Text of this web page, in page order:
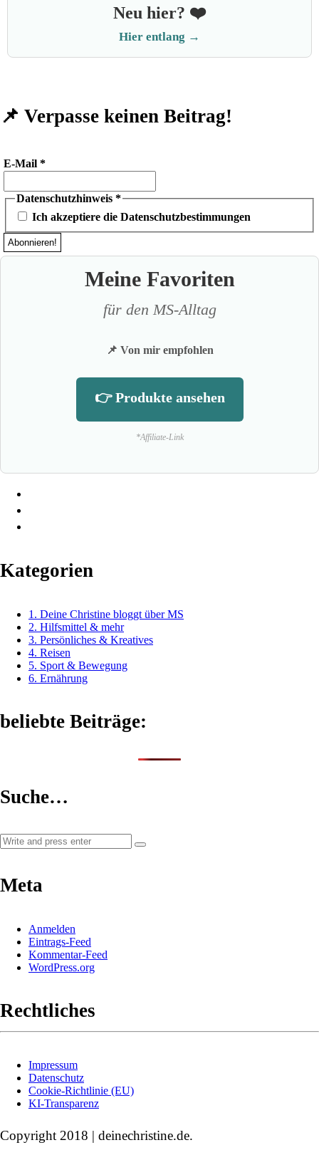
Neu hier? ❤️
Hier entlang →
📌 Verpasse keinen Beitrag!
E-Mail *
Datenschutzhinweis *
Ich akzeptiere die Datenschutzbestimmungen
Meine Favoriten
für den MS-Alltag
📌 Von mir empfohlen
👉 Produkte ansehen
*Affiliate-Link
Kategorien
1. Deine Christine bloggt über MS
2. Hilfsmittel & mehr
3. Persönliches & Kreatives
4. Reisen
5. Sport & Bewegung
6. Ernährung
beliebte Beiträge:
Suche…
Meta
Anmelden
Eintrags-Feed
Kommentar-Feed
WordPress.org
Rechtliches
Impressum
Datenschutz
Cookie-Richtlinie (EU)
KI-Transparenz
Copyright 2018 | deinechristine.de.